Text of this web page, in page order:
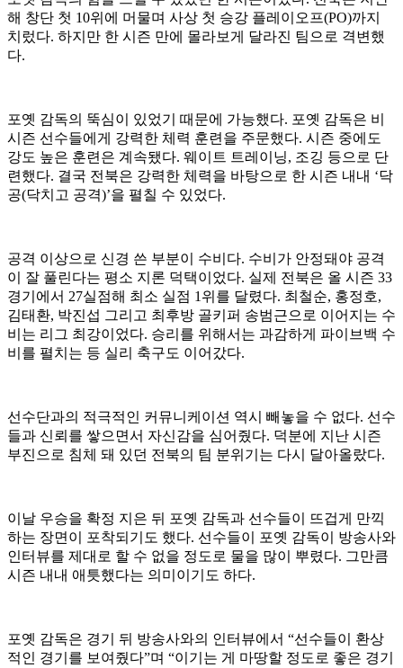
해 창단 첫 10위에 머물며 사상 첫 승강 플레이오프(PO)까지
치렀다. 하지만 한 시즌 만에 몰라보게 달라진 팀으로 격변했
다.
포옛 감독의 뚝심이 있었기 때문에 가능했다. 포옛 감독은 비
시즌 선수들에게 강력한 체력 훈련을 주문했다. 시즌 중에도
강도 높은 훈련은 계속됐다. 웨이트 트레이닝, 조깅 등으로 단
련했다. 결국 전북은 강력한 체력을 바탕으로 한 시즌 내내 ‘닥
공(닥치고 공격)’을 펼칠 수 있었다.
공격 이상으로 신경 쓴 부분이 수비다. 수비가 안정돼야 공격
이 잘 풀린다는 평소 지론 덕택이었다. 실제 전북은 올 시즌 33
경기에서 27실점해 최소 실점 1위를 달렸다. 최철순, 홍정호,
김태환, 박진섭 그리고 최후방 골키퍼 송범근으로 이어지는 수
비는 리그 최강이었다. 승리를 위해서는 과감하게 파이브백 수
비를 펼치는 등 실리 축구도 이어갔다.
선수단과의 적극적인 커뮤니케이션 역시 빼놓을 수 없다. 선수
들과 신뢰를 쌓으면서 자신감을 심어줬다. 덕분에 지난 시즌
부진으로 침체 돼 있던 전북의 팀 분위기는 다시 달아올랐다.
이날 우승을 확정 지은 뒤 포옛 감독과 선수들이 뜨겁게 만끽
하는 장면이 포착되기도 했다. 선수들이 포옛 감독이 방송사와
인터뷰를 제대로 할 수 없을 정도로 물을 많이 뿌렸다. 그만큼
시즌 내내 애틋했다는 의미이기도 하다.
포옛 감독은 경기 뒤 방송사와의 인터뷰에서 “선수들이 환상
적인 경기를 보여줬다”며 “이기는 게 마땅할 정도로 좋은 경기